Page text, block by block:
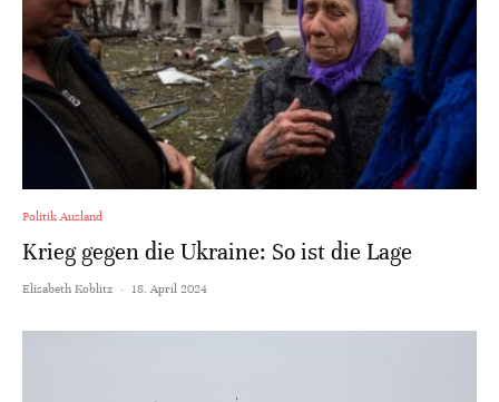
Politik Ausland
Krieg gegen die Ukraine: So ist die Lage
Elisabeth Koblitz · 18. April 2024